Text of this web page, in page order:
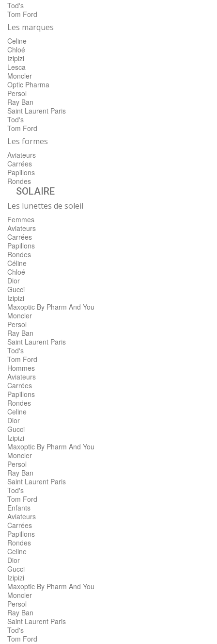
Tod's
Tom Ford
Les marques
Celine
Chloé
Izipizi
Lesca
Moncler
Optic Pharma
Persol
Ray Ban
Saint Laurent Paris
Tod's
Tom Ford
Les formes
Aviateurs
Carrées
Papillons
Rondes
SOLAIRE
Les lunettes de soleil
Femmes
Aviateurs
Carrées
Papillons
Rondes
Céline
Chloé
Dior
Gucci
Izipizi
Maxoptic By Pharm And You
Moncler
Persol
Ray Ban
Saint Laurent Paris
Tod's
Tom Ford
Hommes
Aviateurs
Carrées
Papillons
Rondes
Celine
Dior
Gucci
Izipizi
Maxoptic By Pharm And You
Moncler
Persol
Ray Ban
Saint Laurent Paris
Tod's
Tom Ford
Enfants
Aviateurs
Carrées
Papillons
Rondes
Celine
Dior
Gucci
Izipizi
Maxoptic By Pharm And You
Moncler
Persol
Ray Ban
Saint Laurent Paris
Tod's
Tom Ford